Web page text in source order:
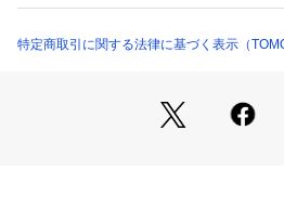
2021SS商品
商品番号:12-02-12-02502
商品番号：1095000001100 （モール）
特定商取引に関する法律に基づく表示（